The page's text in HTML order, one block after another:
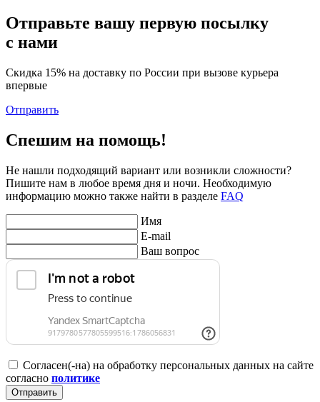
Отправьте вашу первую посылку
с нами
Скидка 15% на доставку по России при вызове курьера
впервые
Отправить
Спешим на помощь!
Не нашли подходящий вариант или возникли сложности?
Пишите нам в любое время дня и ночи. Необходимую
информацию можно также найти в разделе FAQ
Имя
E-mail
Ваш вопрос
Согласен(-на) на обработку персональных данных на сайте
согласно политике
Отправить